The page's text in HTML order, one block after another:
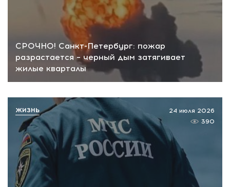
СРОЧНО! Санкт-Петербург: пожар
разрастается – черный дым затягивает
жилые кварталы
24 июля 2026
390
ЖИЗНЬ